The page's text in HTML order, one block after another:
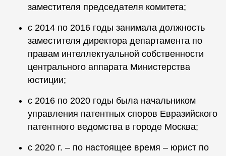
заместителя председателя комитета;
с 2014 по 2016 годы занимала должность
заместителя директора департамента по
правам интеллектуальной собственности
центрального аппарата Министерства
юстиции;
с 2016 по 2020 годы была начальником
управления патентных споров Евразийского
патентного ведомства в городе Москва;
с 2020 г. – по настоящее время – юрист по